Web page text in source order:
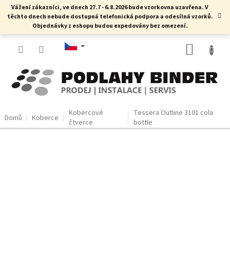
PřejítVážení zákazníci, ve dnech 27.7 - 6.8.2026 bude vzorkovna uzavřena. V
těchto dnech nebude dostupná telefonická podpora a odesílná vzorků.
Objednávky z eshopu budou expedovány bez omezení.
Domů Koberce
Kobercové
čtverce
Tessera Outline 3101 cola
bottle